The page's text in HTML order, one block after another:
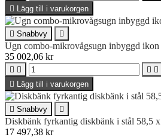
 Lägg till i varukorgen
 Snabbvy 
Ugn combo-mikrovågsugn inbyggd ikon
35 002,06 kr
   
 Lägg till i varukorgen
 Snabbvy 
Diskbänk fyrkantig diskbänk i stål 58,5
17 497,38 kr